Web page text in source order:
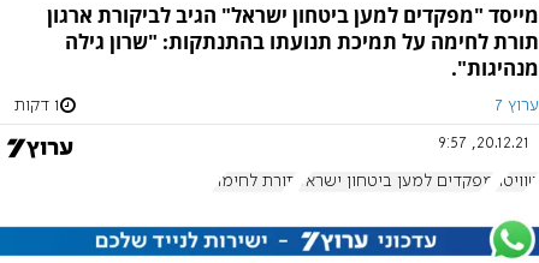
מייסד "מפקדים למען ביטחון ישראל" הגיב לביקורת ארגון
תורת לחימה על תמיכת תנועתו בהתנתקות: "שרון גילה
מנהיגות".
ערוץ 7 1 דקות
20.12.21, 9:57
טוויטר מפקדים למען ביטחון ישראל תורת לחימה